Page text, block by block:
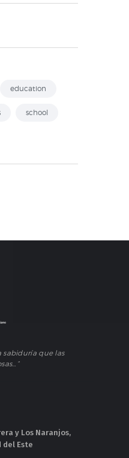
education
school
sabiduría que las
y Los Naranjos,
del Este